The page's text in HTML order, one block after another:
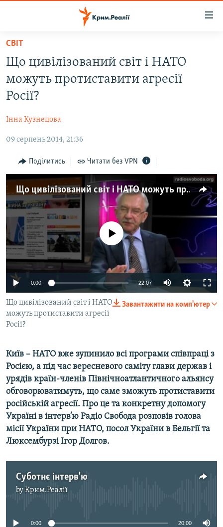
Перейти
основного
матеріалу
Перейти
до
основної
навігації
Перейти
пошуку
ВОДА.КРИМ
ВІДЕО ТА ФОТО
БЛОГИ
ПОГЛЯД
ІНТЕРВ'Ю
ВСЕ ЗА ДЕНЬ
СПЕЦПРОЕКТИ
ДЕПОРТАЦІЯ
ВІДЕОУРОКИ «ELIFBE»
СВІДЧЕННЯ ОКУПАЦІЇ
УКРАЇНСЬКА ПРОБЛЕМА КРИМУ
ІНФОГРАФІКА
ЯК ОБІЙТИ БЛОКУВАННЯ
Русский
Qırımtatar
ДОЛУЧАЙСЯ!
СВІТ
Що цивілізований світ і НАТО
можуть протиставити агресії
Росії?
Інна Кузнецова
09 серпень 2014, 21:36
Поділитись Читати без VPN
Що цивілізований світ і НАТО можуть протиставити агресії Росії?
No media source currently available
0:00 22:07
Завантажити на комп'ютер
Що цивілізований світ і НАТО
можуть протиставити агресії
Росії?
Київ – НАТО вже зупинило всі програми співпраці з
Росією, а під час вересневого саміту глави держав і
урядів країн-членів Північноатлантичного альянсу
обговорюватимуть, що саме зможуть протиставити
російській агресії. Про це та конкретну допомогу
Україні в інтерв’ю Радіо Свобода розповів голова
місії України при НАТО, посол України в Бельгії та
Люксембурзі Ігор Долгов.
Суботнє інтерв'ю
byКрим.Реалії
0:00 20:00